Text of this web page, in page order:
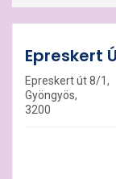
Epreskert
Epreskert út 8/1,
Gyöngyös,
3200